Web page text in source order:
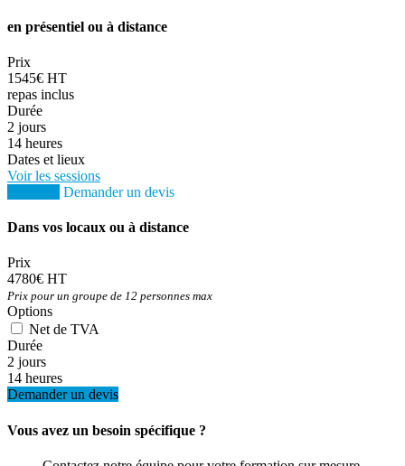
en présentiel ou à distance
Prix
1545€ HT
repas inclus
Durée
2 jours
14 heures
Dates et lieux
Voir les sessions
Demander un devis
Dans vos locaux ou à distance
Prix
4780€ HT
Prix pour un groupe de 12 personnes max
Options
Net de TVA
Durée
2 jours
14 heures
Demander un devis
Vous avez un besoin spécifique ?